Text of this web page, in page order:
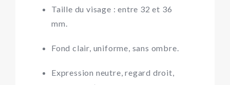
Taille du visage : entre 32 et 36
mm.
Fond clair, uniforme, sans ombre.
Expression neutre, regard droit,